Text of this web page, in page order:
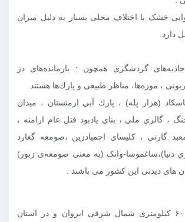
خشک با اختلاف محلی بسیار به دلیل میزان
دارد.
گردشگری همچون : بازمانده‌های دژ
، موزه‌ها، مناظر طبیعی و پارك‌ها هستند.
(هزار پله) ، پارك آبي ارمنستان ، ميدان
، گالري ملي ، بناي يادبود قتل عام ارامنه ،
گارني ، كليساي اچميادزين ،صومعه گغارد
دنيا)،ساغموسا-وانک (به معنی صومعه‌ی زبور)
های دیدنی این کشور می باشند .
دریاچه سوان در ۶۰ کیلومتری شمال شرقی ایروان و در استان